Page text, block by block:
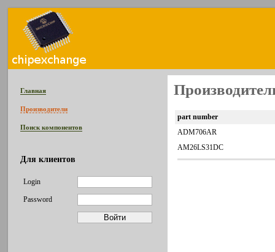
Главная
Производители
Поиск компонентов
Для клиентов
Login
Password
part number
ADM706AR
AM26LS31DC